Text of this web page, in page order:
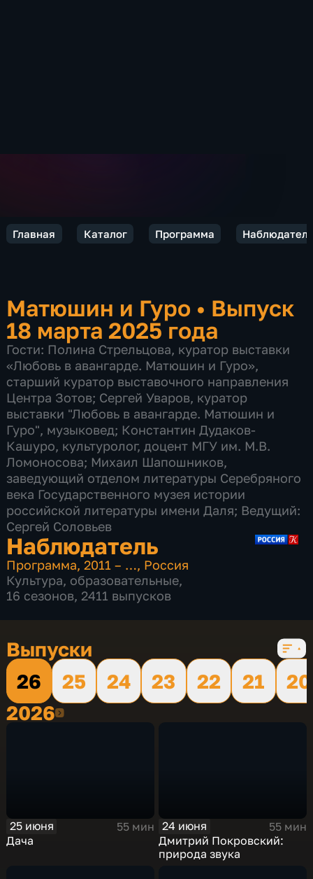
Главная Каталог Программа Наблюдатель
Матюшин и Гуро • Выпуск
18 марта 2025 года
Гости: Полина Стрельцова, куратор выставки
«Любовь в авангарде. Матюшин и Гуро»,
старший куратор выставочного направления
Центра Зотов; Сергей Уваров, куратор
выставки "Любовь в авангарде. Матюшин и
Гуро", музыковед; Константин Дудаков-
Кашуро, культуролог, доцент МГУ им. М.В.
Ломоносова; Михаил Шапошников,
заведующий отделом литературы Серебряного
века Государственного музея истории
российской литературы имени Даля; Ведущий:
Сергей Соловьев
Наблюдатель
Программа,2011 – …, Россия
Культура, образовательные,
16 сезонов, 2411 выпусков
Выпуски
26
25 24 23 22 21
20
20262026
25 июня
55 мин
Дача
24 июня
55 мин
Дмитрий Покровский:
природа звука